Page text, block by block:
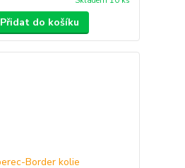
Přidat do košíku